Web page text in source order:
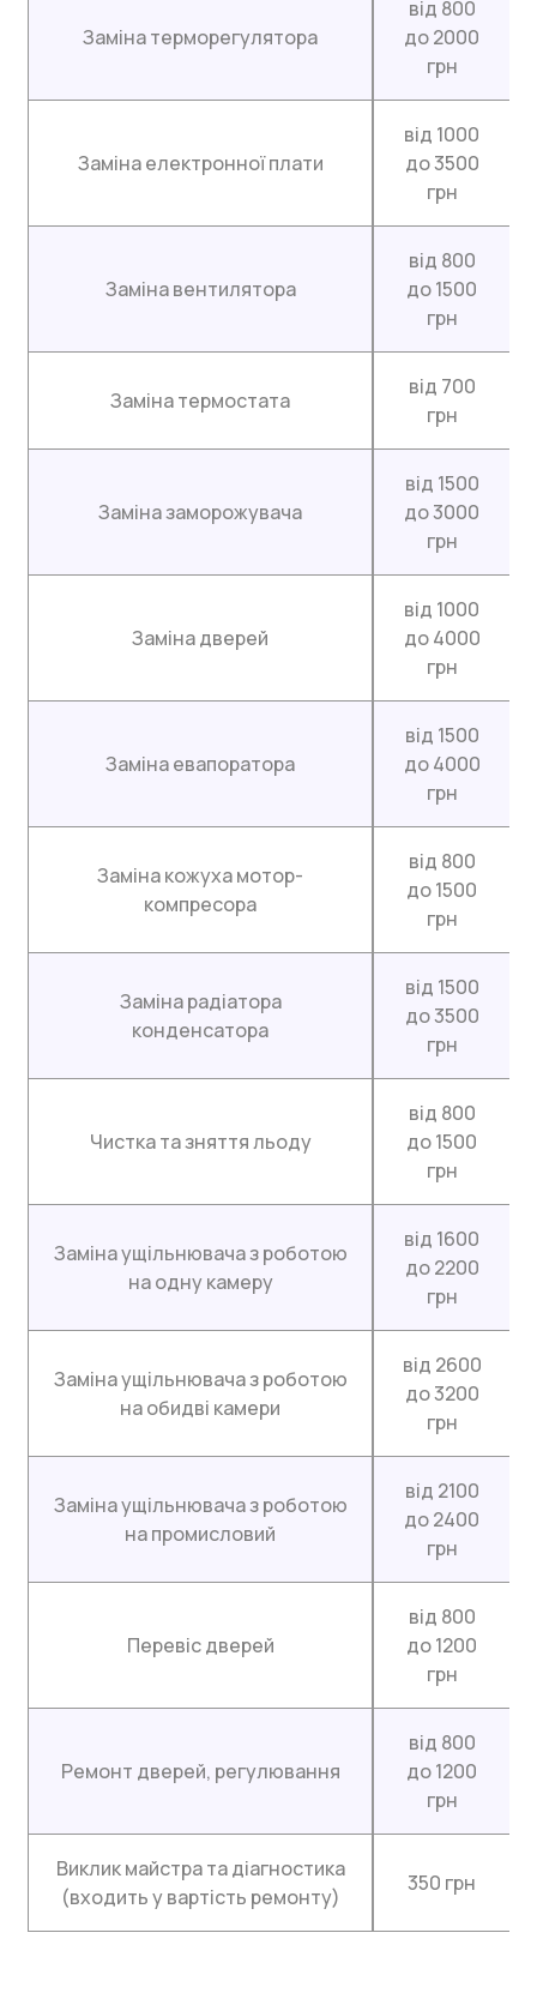
Заміна терморегулятора
від 800
до 2000
грн
Заміна електронної плати
від 1000
до 3500
грн
Заміна вентилятора
від 800
до 1500
грн
Заміна термостата
від 700
грн
Заміна заморожувача
від 1500
до 3000
грн
Заміна дверей
від 1000
до 4000
грн
Заміна евапоратора
від 1500
до 4000
грн
Заміна кожуха мотор-
компресора
від 800
до 1500
грн
Заміна радіатора
конденсатора
від 1500
до 3500
грн
Чистка та зняття льоду
від 800
до 1500
грн
Заміна ущільнювача з роботою
на одну камеру
від 1600
до 2200
грн
Заміна ущільнювача з роботою
на обидві камери
від 2600
до 3200
грн
Заміна ущільнювача з роботою
на промисловий
від 2100
до 2400
грн
Перевіс дверей
від 800
до 1200
грн
Ремонт дверей, регулювання
від 800
до 1200
грн
Виклик майстра та діагностика
(входить у вартість ремонту)
350 грн